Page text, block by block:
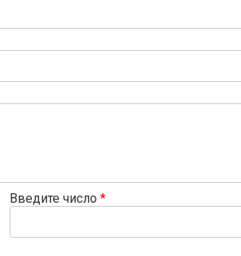
Введите число *